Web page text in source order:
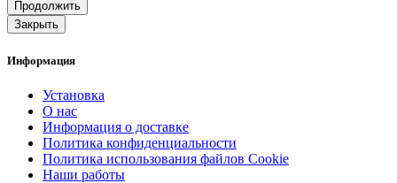
Продолжить
Закрыть
Информация
Установка
О нас
Информация о доставке
Политика конфиденциальности
Политика использования файлов Cookie
Наши работы